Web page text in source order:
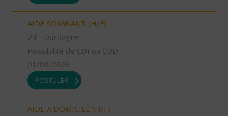
AIDE SOIGNANT (H/F)
24 - Dordogne
Possibilité de CDI ou CDD
01/08/2026
POSTULER
AIDE A DOMICILE (H/F)